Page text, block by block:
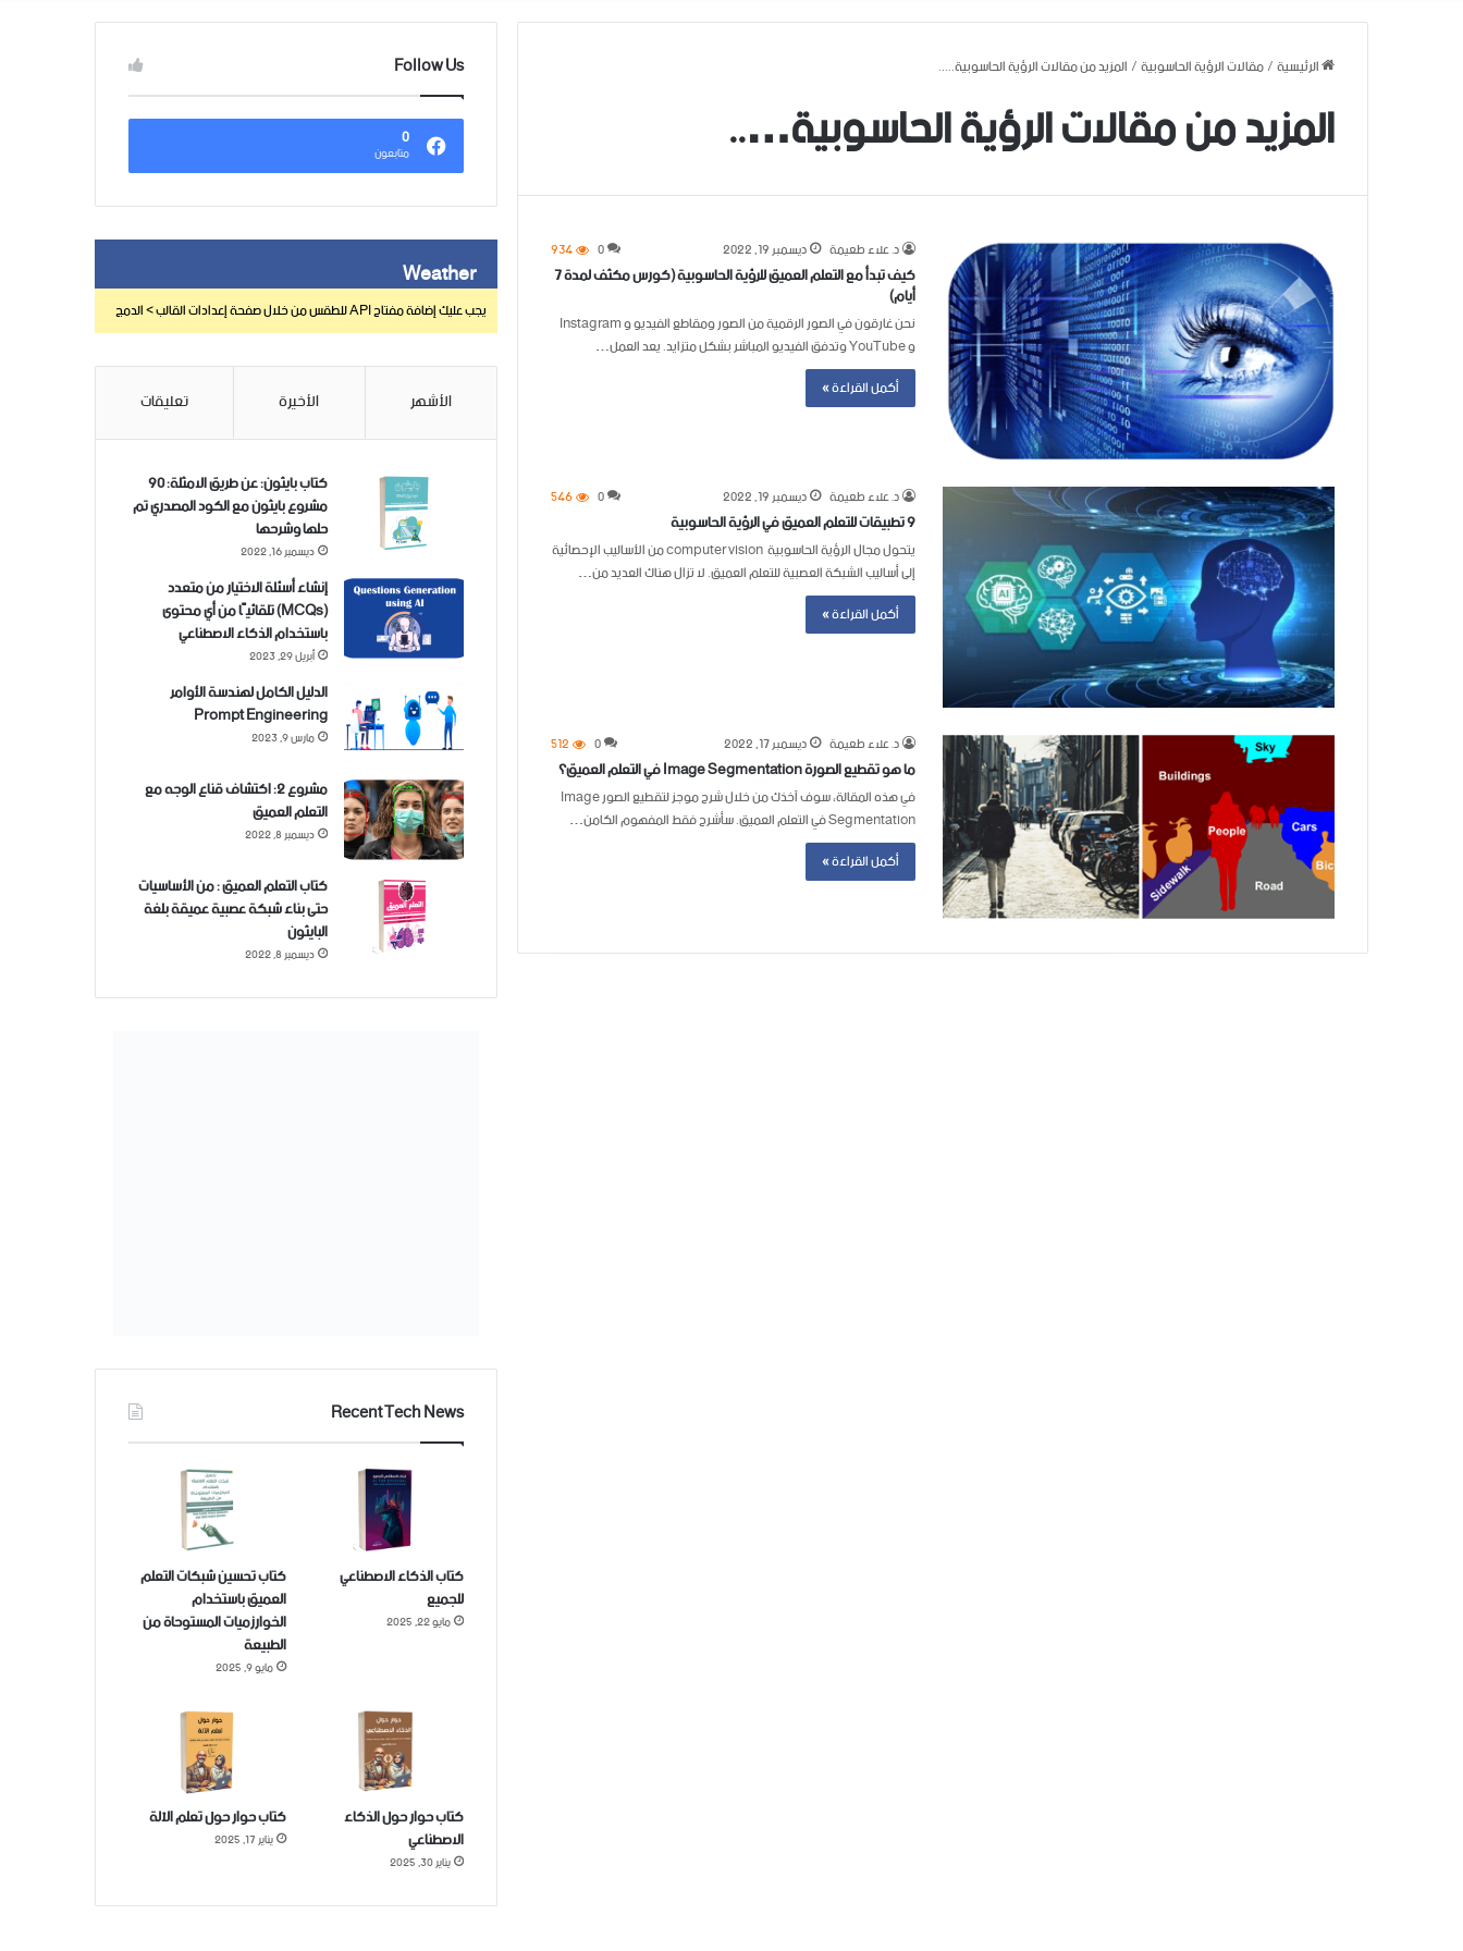
الرئيسية/مقالات الرؤية الحاسوبية/المزيد من مقالات الرؤية الحاسوبية.....
المزيد من مقالات الرؤية الحاسوبية…..
د. علاء طعيمة ديسمبر 19, 2022 0
934
كيف تبدأ مع التعلم العميق للرؤية الحاسوبية (كورس مكثف لمدة 7
أيام)
نحن غارقون في الصور الرقمية من الصور ومقاطع الفيديو و Instagram
و YouTube وتدفق الفيديو المباشر بشكل متزايد. يعد العمل…
أكمل القراءة »
د. علاء طعيمة ديسمبر 19, 2022 0
546
9 تطبيقات للتعلم العميق في الرؤية الحاسوبية
يتحول مجال الرؤية الحاسوبية computer vision من الأساليب الإحصائية
إلى أساليب الشبكة العصبية للتعلم العميق. لا تزال هناك العديد من…
أكمل القراءة »
د. علاء طعيمة ديسمبر 17, 2022 0
512
ما هو تقطيع الصورة Image Segmentation في التعلم العميق؟
في هذه المقالة، سوف آخذك من خلال شرح موجز لتقطيع الصور Image
Segmentation في التعلم العميق. سأشرح فقط المفهوم الكامن…
أكمل القراءة »
Follow Us
0
متابعون
Weather
يجب عليك إضافة مفتاح API للطقس من خلال صفحة إعدادات القالب > الدمج
الأشهر الأخيرة تعليقات
كتاب بايثون: عن طريق الامثلة: 90
مشروع بايثون مع الكود المصدري تم
حلها وشرحها
ديسمبر 16, 2022
إنشاء أسئلة الاختيار من متعدد
(MCQs) تلقائيًا من أي محتوى
باستخدام الذكاء الاصطناعي
أبريل 29, 2023
الدليل الكامل لهندسة الأوامر
Prompt Engineering
مارس 9, 2023
مشروع 2: اكتشاف قناع الوجه مع
التعلم العميق
ديسمبر 8, 2022
كتاب التعلم العميق : من الأساسيات
حتى بناء شبكة عصبية عميقة بلغة
البايثون
ديسمبر 8, 2022
Recent Tech News
كتاب الذكاء الاصطناعي
للجميع
مايو 22, 2025
كتاب تحسين شبكات التعلم
العميق باستخدام
الخوارزميات المستوحاة من
الطبيعة
مايو 9, 2025
كتاب حوار حول الذكاء
الاصطناعي
يناير 30, 2025
كتاب حوار حول تعلم الآلة
يناير 17, 2025